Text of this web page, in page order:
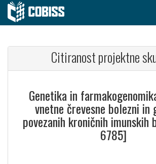
Citiranost projektne
Genetika in
vnetne črevesne bolezni in
povezanih kroničnih imunskih
6785]